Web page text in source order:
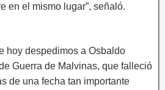
en el mismo lugar”, señaló.
hoy despedimos a Osbaldo
Guerra de Malvinas, que falleció
de una fecha tan importante